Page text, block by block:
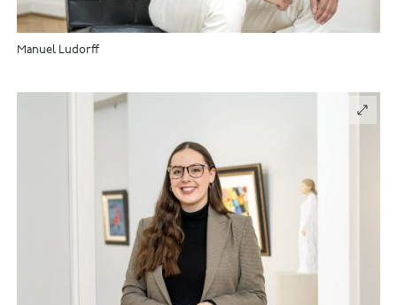
Manuel Ludorff